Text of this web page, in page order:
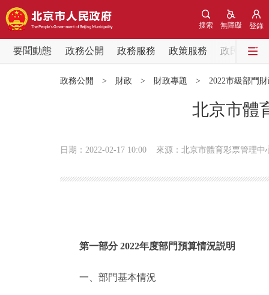
登錄
無障礙
搜索
要聞動態 政務公開 政務服務 政策服務
政民互動
政務公開 > 財政 > 財政專題 > 2022市級部門
北京市體
日期：2022-02-17 10:00 來源：北京市體育彩票管理中
第一部分 2022年度部門預算情況説明
一、部門基本情況